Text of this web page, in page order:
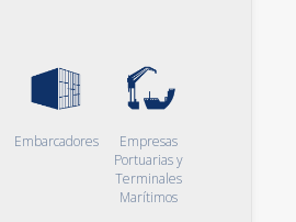
Embarcadores
Empresas
Portuarias y
Terminales
Marítimos